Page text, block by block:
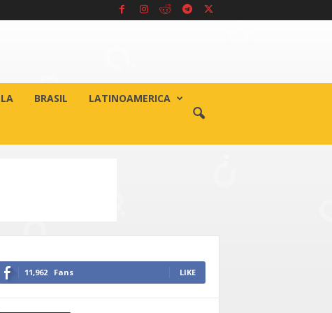
BRASIL LATINOAMERICA
11,962 Fans LIKE